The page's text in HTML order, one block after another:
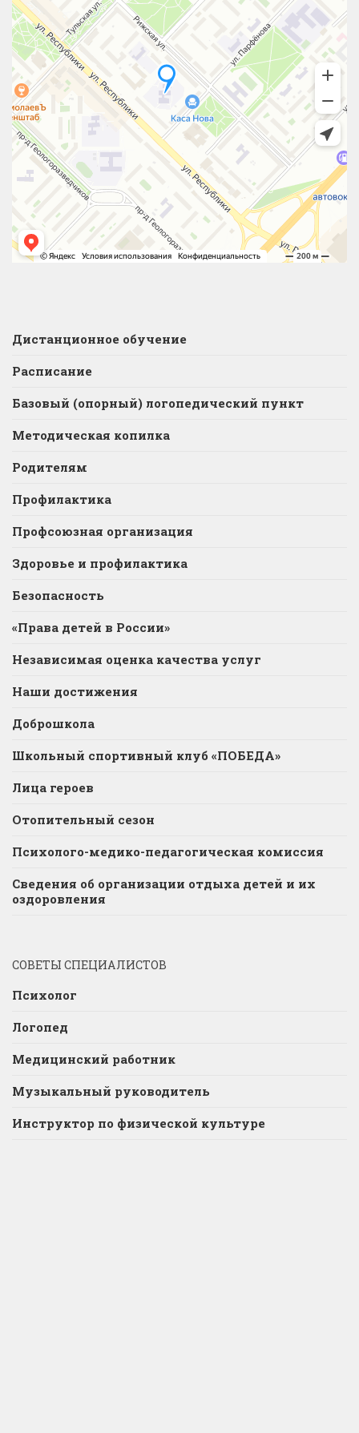
Дистанционное обучение
Расписание
Базовый (опорный) логопедический пункт
Методическая копилка
Родителям
Профилактика
Профсоюзная организация
Здоровье и профилактика
Безопасность
«Права детей в России»
Независимая оценка качества услуг
Наши достижения
Доброшкола
Школьный спортивный клуб «ПОБЕДА»
Лица героев
Отопительный сезон
Психолого-медико-педагогическая комиссия
Сведения об организации отдыха детей и их
оздоровления
СОВЕТЫ СПЕЦИАЛИСТОВ
Психолог
Логопед
Медицинский работник
Музыкальный руководитель
Инструктор по физической культуре